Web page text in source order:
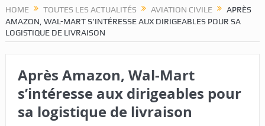
HOME TOUTES LES ACTUALITÉS AVIATION CIVILE
APRÈS
AMAZON, WAL-MART S’INTÉRESSE AUX DIRIGEABLES POUR SA
LOGISTIQUE DE LIVRAISON
Après Amazon, Wal-Mart
s’intéresse aux dirigeables pour
sa logistique de livraison